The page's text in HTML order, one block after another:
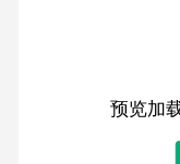
预览加